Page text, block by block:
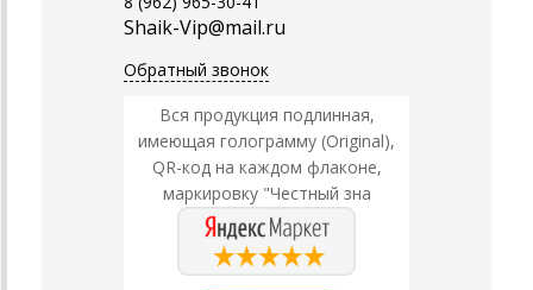
Shaik-Vip@mail.ru
Обратный звонок
Вся продукция подлинная,
имеющая голограмму (Original),
QR-код на каждом флаконе,
маркировку "Честный зна